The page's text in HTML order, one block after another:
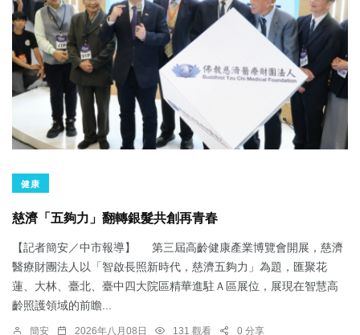
健康
慈濟「五夠力」翻轉銀髮共創再青春
【記者簡安／中市報導】 第三屆高齡健康產業博覽會開展，慈濟
醫療財團法人以「智啟長照新時代，慈濟五夠力」為題，匯聚花
蓮、大林、臺北、臺中四大院區精華進駐Ａ區展位，展現在智慧高
齡照護領域的前瞻...
簡安 2026年八月08日 131 觀看 0 分享